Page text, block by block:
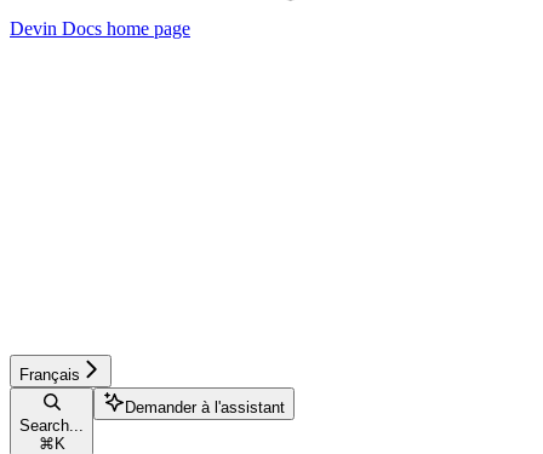
Devin Docs home page
Français
Search...
⌘ K
Demander à l'assistant